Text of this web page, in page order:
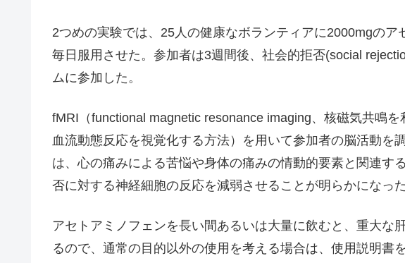
2つめの実験では、25人の健康なボランティアに2000mgのア
毎日服用させた。参加者は3週間後、社会的拒否(social
ムに参加した。
fMRI（functional magnetic resonance imaging、核磁気共鳴
血流動態反応を視覚化する方法）を用いて参加者の脳活動を
は、心の痛みによる苦悩や身体の痛みの情動的要素と関連す
否に対する神経細胞の反応を減弱させることが明らかになった
アセトアミノフェンを長い間あるいは大量に飲むと、重大な
るので、通常の目的以外の使用を考える場合は、使用説明書